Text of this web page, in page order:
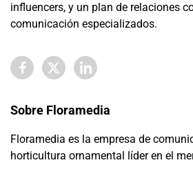
influencers, y un plan de relaciones
comunicación especializados.
Sobre Floramedia
Floramedia es la empresa de
horticultura ornamental líder en el